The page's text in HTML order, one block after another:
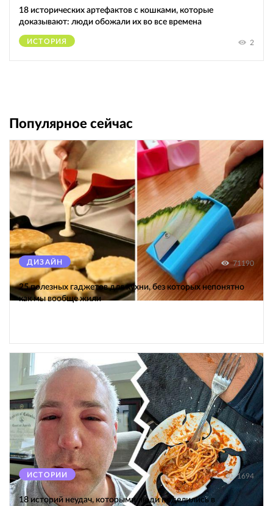
18 исторических артефактов с кошками, которые
доказывают: люди обожали их во все времена
ИСТОРИЯ 2
Популярное сейчас
ДИЗАЙН 71190
25 полезных гаджетов для кухни, без которых непонятно
как мы вообще жили
ИСТОРИИ 1694
18 историй неудач, которыми люди поделились в